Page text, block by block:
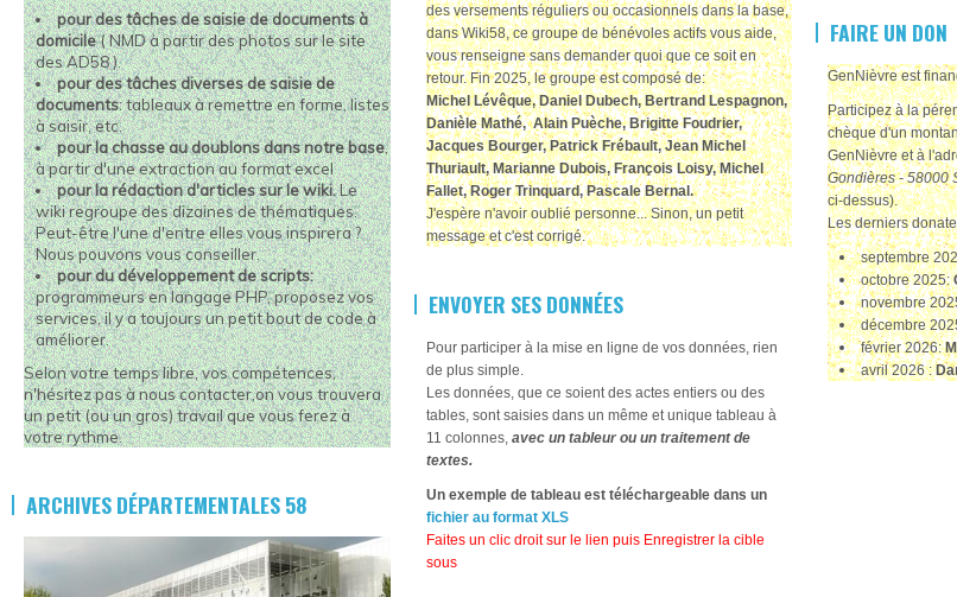
pour des tâches de saisie de documents à
domicile( NMD à partir des photos sur le site
des AD58 ).
pour des tâches diverses de saisie de
documents: tableaux à remettre en forme, listes
à saisir, etc.
pour la chasse au doublons dans notre base,
à partir d'une extraction au format excel
pour la rédaction d'articles sur le wiki.Le
wiki regroupe des dizaines de thématiques.
Peut-être l'une d'entre elles vous inspirera ?
Nous pouvons vous conseiller.
pour du développement de scripts:
programmeurs en langage PHP,proposez vos
services, il y a toujours un petit bout de code à
améliorer.
Selon votre temps libre, vos compétences,
n'hésitez pas à nous contacter,on vous trouvera
un petit (ou un gros) travail que vous ferez à
votre rythme.
ARCHIVES DÉPARTEMENTALES 58
des versements réguliers ou occasionnels dans la base,
dans Wiki58, ce groupe de bénévoles actifs vous aide,
vous renseigne sans demander quoi que ce soit en
retour. Fin 2025, le groupe est composé de:
Michel Lévêque, Daniel Dubech, Bertrand Lespagnon,
Danièle Mathé, Alain Puèche, Brigitte Foudrier,
Jacques Bourger, Patrick Frébault, Jean Michel
Thuriault, Marianne Dubois, François Loisy, Michel
Fallet, Roger Trinquard, Pascale Bernal.
J'espère n'avoir oublié personne... Sinon, un petit
message et c'est corrigé.
ENVOYER SES DONNÉES
Pour participer à la mise en ligne de vos données, rien
de plus simple.
Les données, que ce soient des actes entiers ou des
tables, sont saisies dans un même et unique tableau à
11 colonnes, avec un tableur ou un traitement de
textes.
Un exemple de tableau est téléchargeable dans un
fichier au format XLS
Faites un clic droit sur le lien puis Enregistrer la cible
sous
FAIRE UN DON
GenNièvre est
Participez à la
chèque d'un
GenNièvre et à
Gondières - 58000
ci-dessus).
Les derniers
septembre
octobre 2025:
novembre
décembre
février 2026:
avril 2026 :